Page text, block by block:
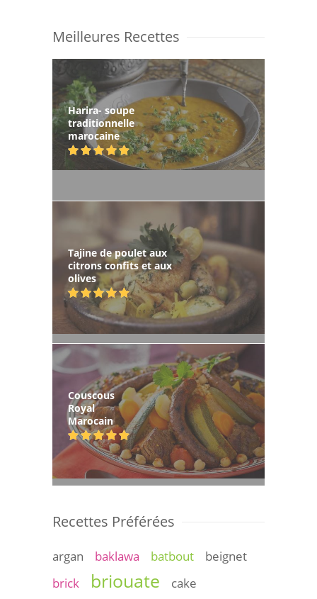
Meilleures Recettes
Harira- soupe
traditionnelle
marocaine
Tajine de poulet aux
citrons confits et aux
olives
Couscous
Royal
Marocain
Recettes Préférées
argan baklawa batbout
beignet
brick
briouate
cake